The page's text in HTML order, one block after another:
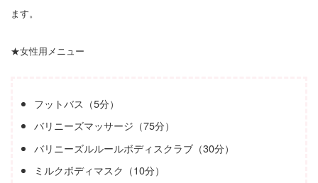
ます。
★女性用メニュー
フットバス（5分）
バリニーズマッサージ（75分）
バリニーズルルールボディスクラブ（30分）
ミルクボディマスク（10分）